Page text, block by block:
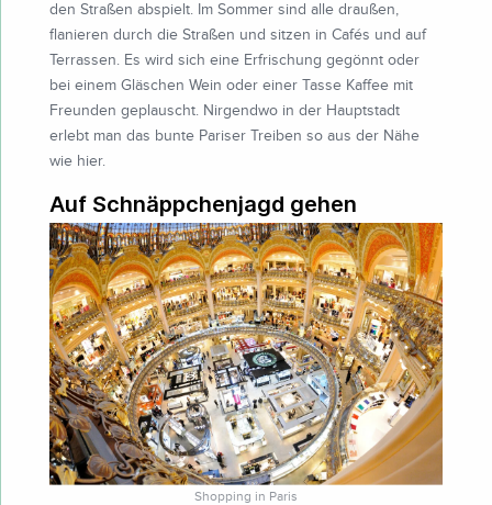
den Straßen abspielt. Im Sommer sind alle draußen,
flanieren durch die Straßen und sitzen in Cafés und auf
Terrassen. Es wird sich eine Erfrischung gegönnt oder
bei einem Gläschen Wein oder einer Tasse Kaffee mit
Freunden geplauscht. Nirgendwo in der Hauptstadt
erlebt man das bunte Pariser Treiben so aus der Nähe
wie hier.
Auf Schnäppchenjagd gehen
Shopping in Paris